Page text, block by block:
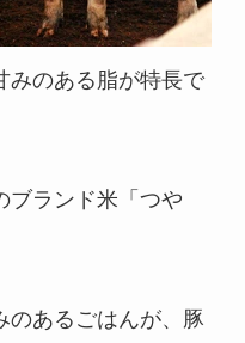
みのある脂が特長で
ブランド米「つや
のあるごはんが、豚